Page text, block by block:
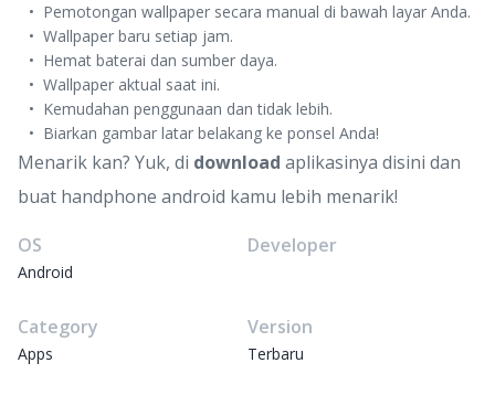
Pemotongan wallpaper secara manual di bawah layar Anda.
Wallpaper baru setiap jam.
Hemat baterai dan sumber daya.
Wallpaper aktual saat ini.
Kemudahan penggunaan dan tidak lebih.
Biarkan gambar latar belakang ke ponsel Anda!
Menarik kan? Yuk, di download aplikasinya disini dan
buat handphone android kamu lebih menarik!
OS
Android
Developer
Category
Apps
Version
Terbaru